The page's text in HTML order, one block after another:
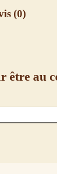
(0)
être au